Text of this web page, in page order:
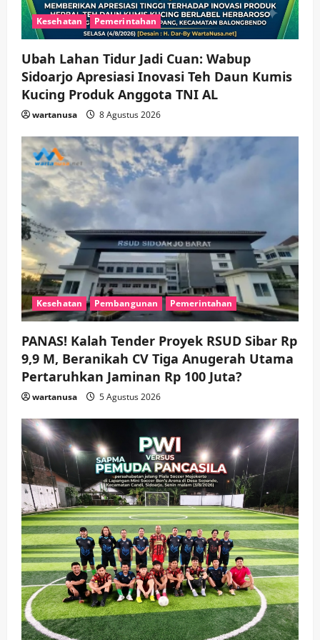
Kesehatan Pemerintahan
Ubah Lahan Tidur Jadi Cuan: Wabup
Sidoarjo Apresiasi Inovasi Teh Daun Kumis
Kucing Produk Anggota TNI AL
wartanusa 8 Agustus 2026
Kesehatan Pembangunan Pemerintahan
PANAS! Kalah Tender Proyek RSUD Sibar Rp
9,9 M, Beranikah CV Tiga Anugerah Utama
Pertaruhkan Jaminan Rp 100 Juta?
wartanusa 5 Agustus 2026